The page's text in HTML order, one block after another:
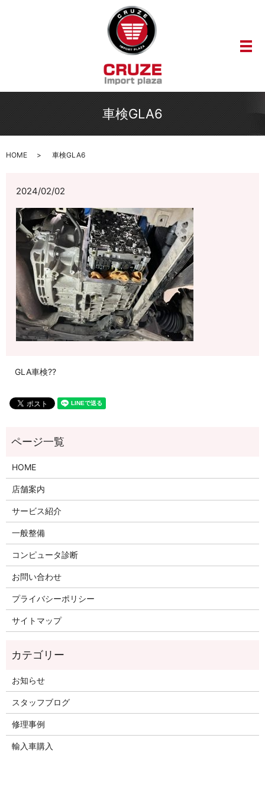
メ
車検GLA6
HOME 車検GLA6
2024/02/02
GLA車検??
HOME
店舗案内
サービス紹介
一般整備
コンピュータ診断
お問い合わせ
プライバシーポリシー
サイトマップ
お知らせ
スタッフブログ
修理事例
輸入車購入